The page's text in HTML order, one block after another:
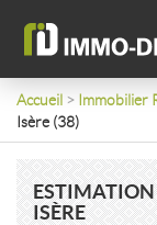
Accueil > Immobilier
Isère (38)
ISÈRE